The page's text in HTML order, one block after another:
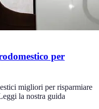
per
migliori per risparmiare
la nostra guida